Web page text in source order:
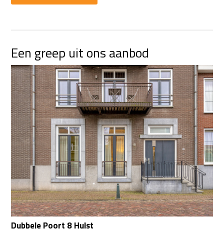
Een greep uit ons aanbod
Dubbele Poort 8 Hulst